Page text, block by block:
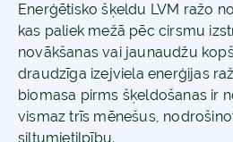
Enerģētisko šķeldu LVM ražo
kas paliek mežā pēc cirsmu
novākšanas vai jaunaudžu
draudzīga izejviela enerģijas
biomasa pirms šķeldošanas ir
vismaz trīs mēnešus,
siltumietilpību.